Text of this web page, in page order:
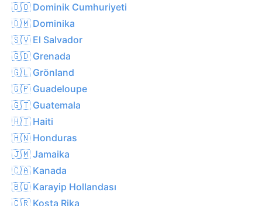
🇩🇴 Dominik Cumhuriyeti
🇩🇲 Dominika
🇸🇻 El Salvador
🇬🇩 Grenada
🇬🇱 Grönland
🇬🇵 Guadeloupe
🇬🇹 Guatemala
🇭🇹 Haiti
🇭🇳 Honduras
🇯🇲 Jamaika
🇨🇦 Kanada
🇧🇶 Karayip Hollandası
🇨🇷 Kosta Rika